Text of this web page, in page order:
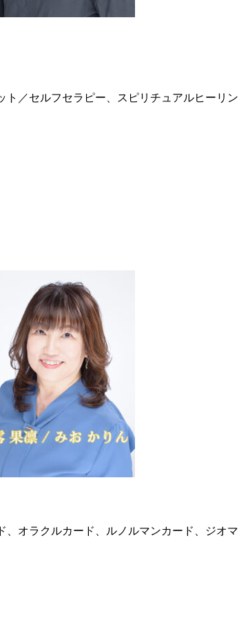
／セルフセラピー、スピリチュアルヒーリ
オラクルカード、ルノルマンカード、ジオ